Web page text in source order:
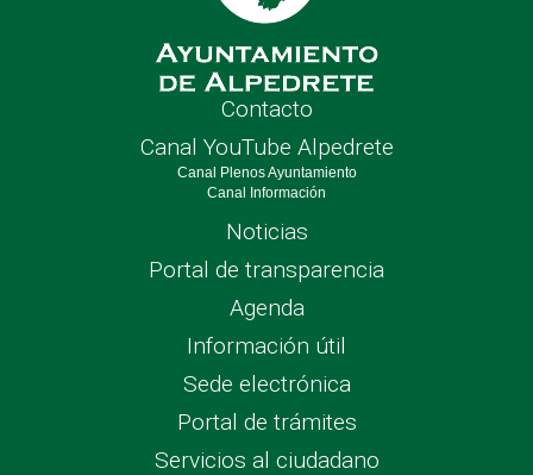
Contacto
Canal YouTube Alpedrete
Canal Plenos Ayuntamiento
Canal Información
Noticias
Portal de transparencia
Agenda
Información útil
Sede electrónica
Portal de trámites
Servicios al ciudadano